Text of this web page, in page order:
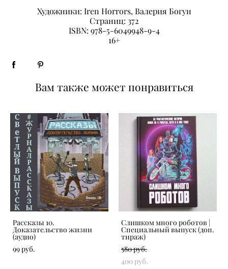
Художники: Iren Horrors, Валерия Богун
Страниц: 372
ISBN: 978-5-6049948-9-4
16+
Вам также может понравиться
Рассказы 10.
Доказательство жизни
(аудио)
99 pуб.
Слишком много роботов |
Специальный выпуск (доп.
тираж)
580 pуб.
400 pуб.